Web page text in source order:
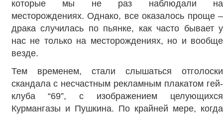
которые мы не раз наблюдали на
месторождениях. Однако, все оказалось проще –
драка случилась по пьянке, как часто бывает у
нас не только на месторождениях, но и вообще
везде.
Тем временем, стали слышаться отголоски
скандала с несчастным рекламным плакатом гей-
клуба “69”, с изображением целующихся
Курмангазы и Пушкина. По крайней мере, когда